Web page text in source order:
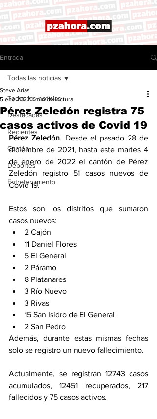
Entrada
Todas las noticias
Destacadas
Recientes
Cantón
Deportes
Entretenimiento
Todas las noticias
Pérez Zeledón registra 75
casos activos de Covid 19
Steve Arias
5 ene 2022 1 min de lectura
Pérez Zeledón. Desde el pasado 28 de
diciembre de 2021, hasta este martes 4
de enero de 2022 el cantón de Pérez
Zeledón registro 51 casos nuevos de
Covid 19.
Estos son los distritos que sumaron
casos nuevos:
2 Cajón
11 Daniel Flores
5 El General
2 Páramo
8 Platanares
3 Río Nuevo
3 Rivas
15 San Isidro de El General
2 San Pedro
Además, durante estas mismas fechas
solo se registro un nuevo fallecimiento.
Actualmente, se registran 12743 casos
acumulados, 12451 recuperados, 217
fallecidos y 75 casos activos.